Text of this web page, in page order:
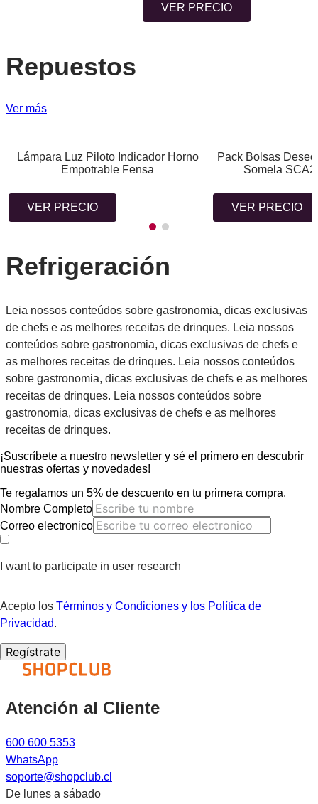
VER PRECIO
Repuestos
Ver más
Lámpara Luz Piloto Indicador Horno
Empotrable Fensa
VER PRECIO
Pack Bolsas
Somela
VER PRECIO
Refrigeración
Leia nossos conteúdos sobre gastronomia, dicas exclusivas
de chefs e as melhores receitas de drinques. Leia nossos
conteúdos sobre gastronomia, dicas exclusivas de chefs e
as melhores receitas de drinques. Leia nossos conteúdos
sobre gastronomia, dicas exclusivas de chefs e as melhores
receitas de drinques. Leia nossos conteúdos sobre
gastronomia, dicas exclusivas de chefs e as melhores
receitas de drinques.
¡Suscríbete a nuestro newsletter y sé el primero en descubrir
nuestras ofertas y novedades!
Te regalamos un 5% de descuento en tu primera compra.
Nombre Completo
Correo electronico
I want to participate in user research
Acepto los Términos y Condiciones y los Política de
Privacidad.
Regístrate
Atención al Cliente
600 600 5353
WhatsApp
soporte@shopclub.cl
De lunes a sábado